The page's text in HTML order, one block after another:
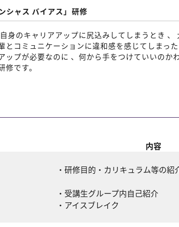
シャス バイアス」研修
身のキャリアアップに尻込みしてしまうとき 、
とコミュニケーションに違和感を感じてしまっ
ップが必要なのに 、何から手をつけていいのか
です。
内容
ョン
・研修目的・カリキュラム等の
・受講生グループ内自己紹介
・アイスブレイク